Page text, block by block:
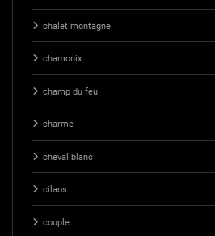
chalet montagne
chamonix
champ du feu
charme
cheval blanc
cilaos
couple